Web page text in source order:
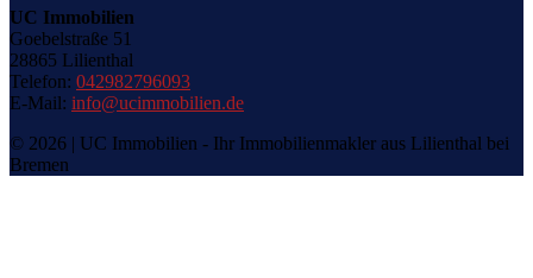
UC Immobilien
Goebelstraße 51
28865 Lilienthal
Telefon: 042982796093
E-Mail: info@ucimmobilien.de
© 2026 | UC Immobilien - Ihr Immobilienmakler aus Lilienthal bei
Bremen